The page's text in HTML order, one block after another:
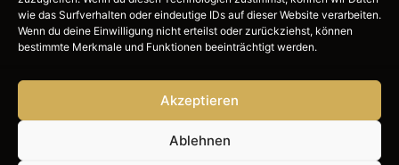
wie das Surfverhalten oder eindeutige IDs auf dieser Website verarbeiten.
Wenn du deine Einwilligung nicht erteilst oder zurückziehst, können
bestimmte Merkmale und Funktionen beeinträchtigt werden.
Akzeptieren
Ablehnen
0176 41254837
info@rsv-rath-heumar.de
fussball.de